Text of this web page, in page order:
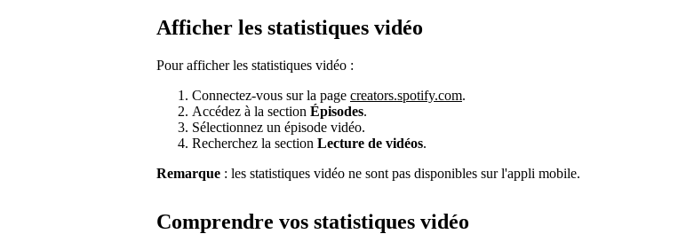
Afficher les statistiques vidéo
Pour afficher les statistiques vidéo :
Connectez-vous sur la page creators.spotify.com.
Accédez à la section Épisodes.
Sélectionnez un épisode vidéo.
Recherchez la section Lecture de vidéos.
Remarque : les statistiques vidéo ne sont pas disponibles sur l'appli mobile.
Comprendre vos statistiques vidéo